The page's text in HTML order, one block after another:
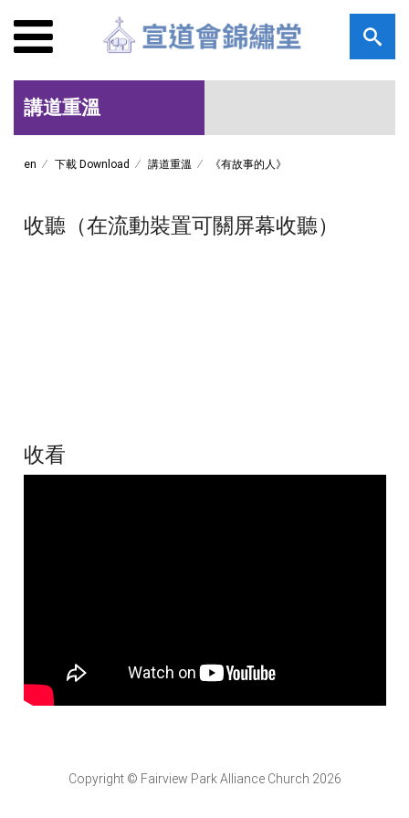
講道重溫
en 下載 Download 講道重溫 《有故事的人》
收聽（在流動裝置可關屏幕收聽）
收看
Copyright © Fairview Park Alliance Church 2026